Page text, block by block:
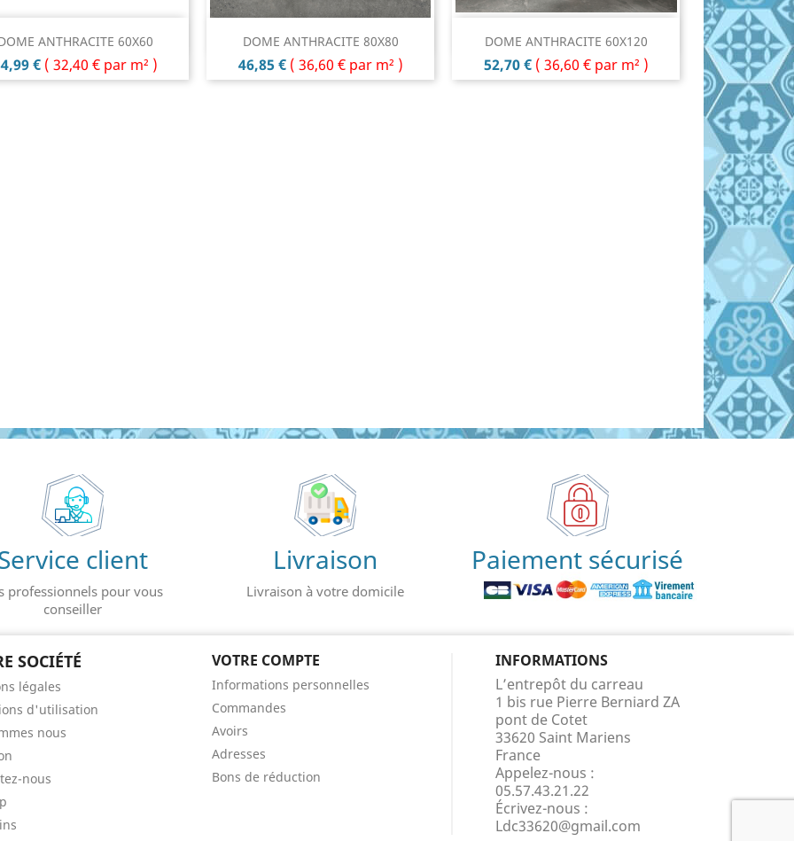
ANTHRACITE 60X60
€ ( 32,40 € par m² )
 Aperçu rapide DOME ANTHRACITE 80X80
Prix
46,85 € ( 36,60 € par m² )
 Aperçu rapide DOME ANTHRACITE 60X120
Prix
52,70 € ( 36,60 € par m² )
Aperçu rapide
client
professionnels pour vous
conseiller
Livraison
Livraison à votre domicile
Paiement sécurisé
SOCIÉTÉ
légales
d'utilisation
nous
nous
VOTRE COMPTE
Informations personnelles
Commandes
Avoirs
Adresses
Bons de réduction
INFORMATIONS
L’entrepôt du carreau
1 bis rue Pierre Berniard ZA
pont de Cotet
33620 Saint Mariens
France
Appelez-nous :
05.57.43.21.22
Écrivez-nous :
Ldc33620@gmail.com